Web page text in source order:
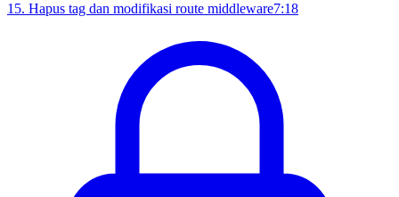
15. Hapus tag dan modifikasi route middleware7:18